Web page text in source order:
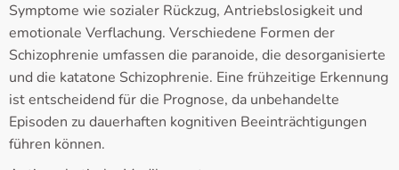
Symptome wie sozialer Rückzug, Antriebslosigkeit und
emotionale Verflachung. Verschiedene Formen der
Schizophrenie umfassen die paranoide, die desorganisierte
und die katatone Schizophrenie. Eine frühzeitige Erkennung
ist entscheidend für die Prognose, da unbehandelte
Episoden zu dauerhaften kognitiven Beeinträchtigungen
führen können.